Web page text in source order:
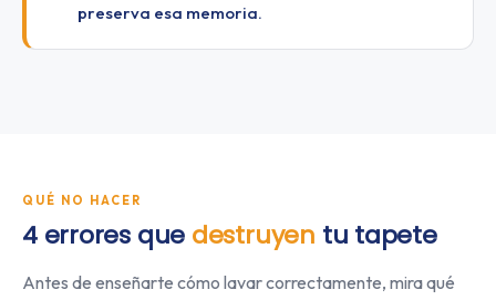
preserva esa memoria.
QUÉ NO HACER
4 errores que destruyen tu tapete
Antes de enseñarte cómo lavar correctamente, mira qué